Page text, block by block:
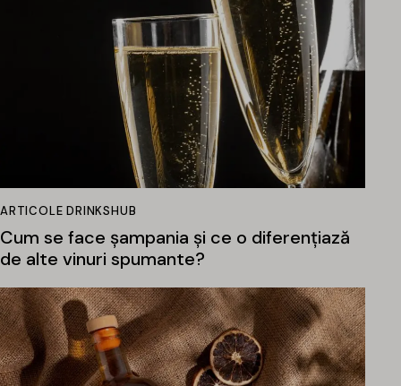
ARTICOLE DRINKSHUB
Cum se face șampania și ce o diferențiază
de alte vinuri spumante?